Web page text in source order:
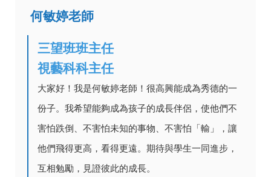
何敏婷老師
三望班班主任
視藝科科主任
大家好！我是何敏婷老師！很高興能成為秀德的一
份子。我希望能夠成為孩子的成長伴侶，使他們不
害怕跌倒、不害怕未知的事物、不害怕「輸」，讓
他們飛得更高，看得更遠。期待與學生一同進步，
互相勉勵，見證彼此的成長。